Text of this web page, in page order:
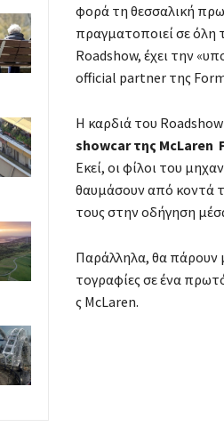
φορά τη θεσσαλική
πραγματοποιεί σε όλη
Roadshow, έχει την
official partner της
Η καρδιά του
showcar της McLaren
Εκεί, οι φίλοι του
θαυμάσουν από κοντά
τους στην οδήγηση
Παράλληλα, θα πάρουν
τογραφίες σε ένα
ς McLaren.